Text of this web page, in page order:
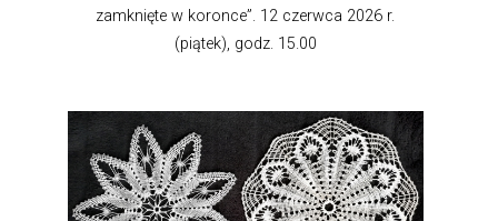
zamknięte w koronce”. 12 czerwca 2026 r.
(piątek), godz. 15.00